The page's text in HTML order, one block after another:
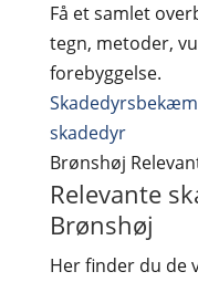
Få et samlet
tegn, metoder,
forebyggelse.
skadedyr
Brønshøj
Relevante
Brønshøj
Her finder du de